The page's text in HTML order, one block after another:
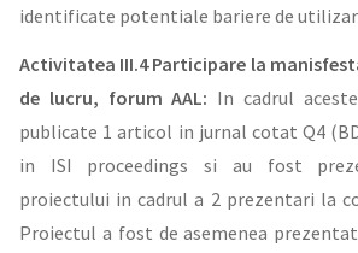
identificate potentiale bariere de
Activitatea III.4 Participare la
de lucru, forum AAL: In cadrul
publicate 1 articol in jurnal cotat Q4
in ISI proceedings si au fost
proiectului in cadrul a 2 prezentari la
Proiectul a fost de asemenea